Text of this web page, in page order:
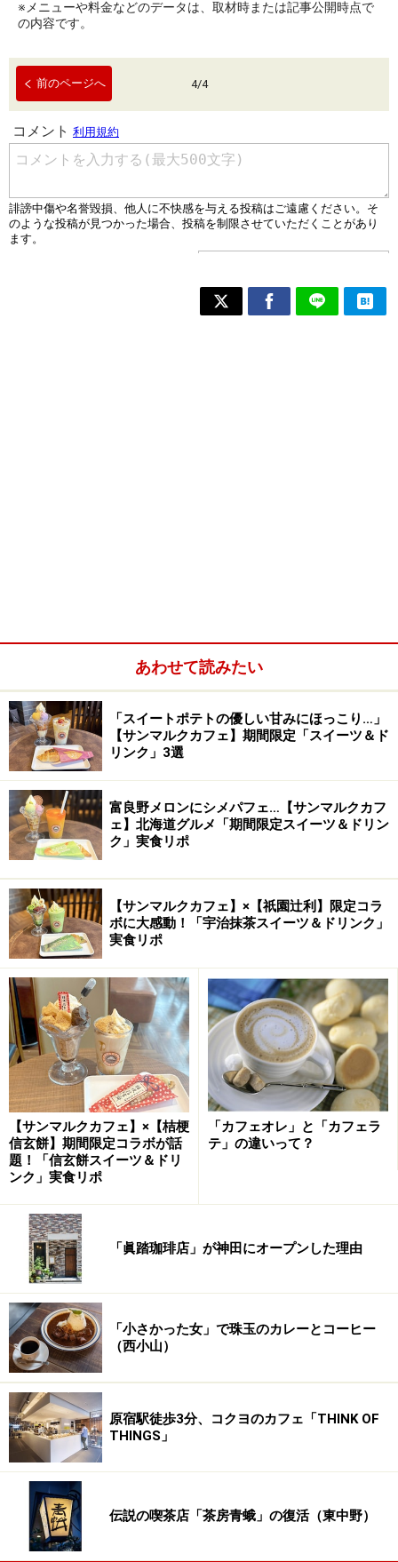
※メニューや料金などのデータは、取材時または記事公開時点で
の内容です。
前のページへ 4/4
あわせて読みたい
「スイートポテトの優しい甘みにほっこり…」
【サンマルクカフェ】期間限定「スイーツ＆ド
リンク」3選
富良野メロンにシメパフェ…【サンマルクカフ
ェ】北海道グルメ「期間限定スイーツ＆ドリン
ク」実食リポ
【サンマルクカフェ】×【祇園辻利】限定コラ
ボに大感動！「宇治抹茶スイーツ＆ドリンク」
実食リポ
【サンマルクカフェ】×【桔梗
信玄餅】期間限定コラボが話
題！「信玄餅スイーツ＆ドリ
ンク」実食リポ
「カフェオレ」と「カフェラ
テ」の違いって？
「眞踏珈琲店」が神田にオープンした理由
「小さかった女」で珠玉のカレーとコーヒー
（西小山）
原宿駅徒歩3分、コクヨのカフェ「THINK OF
THINGS」
伝説の喫茶店「茶房青蛾」の復活（東中野）